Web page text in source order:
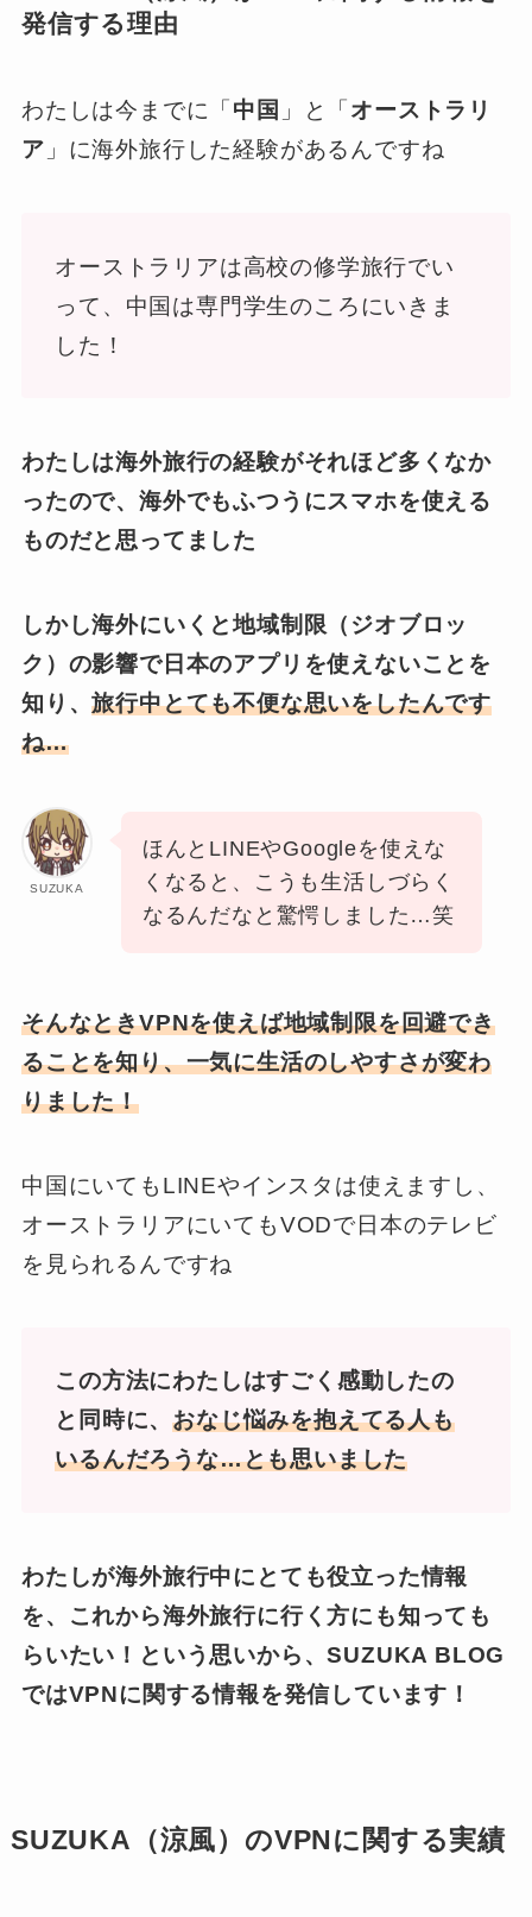
発信する理由
わたしは今までに「中国 」と「オーストラリ
ア 」に海外旅行した経験があるんですね
オーストラリアは高校の修学旅行でい
って、中国は専門学生のころにいきま
した！
わたしは海外旅行の経験がそれほど多くなか
ったので、海外でもふつうにスマホを使える
ものだと思ってました
しかし海外にいくと地域制限（ジオブロッ
ク）の影響で日本のアプリを使えないことを
知り、旅行中とても不便な思いをしたんです
ね…
SUZUKA
ほんとLINEやGoogleを使えな
くなると、こうも生活しづらく
なるんだなと驚愕しました…笑
そんなときVPNを使えば地域制限を回避でき
ることを知り、一気に生活のしやすさが変わ
りました！
中国にいてもLINEやインスタは使えますし、
オーストラリアにいてもVODで日本のテレビ
を見られるんですね
この方法にわたしはすごく感動したの
と同時に、おなじ悩みを抱えてる人も
いるんだろうな…とも思いました
わたしが海外旅行中にとても役立った情報
を、これから海外旅行に行く方にも知っても
らいたい！という思いから、SUZUKA BLOG
ではVPNに関する情報を発信しています！
SUZUKA（涼風）のVPNに関する実績